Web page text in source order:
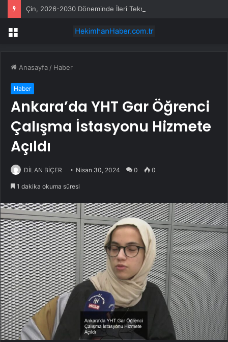
Menü
Anasayfa / Haber
Haber
Ankara’da YHT Gar Öğrenci
Çalışma İstasyonu Hizmete
Açıldı
DİLAN BİÇER Nisan 30, 2024 0 0
1 dakika okuma süresi